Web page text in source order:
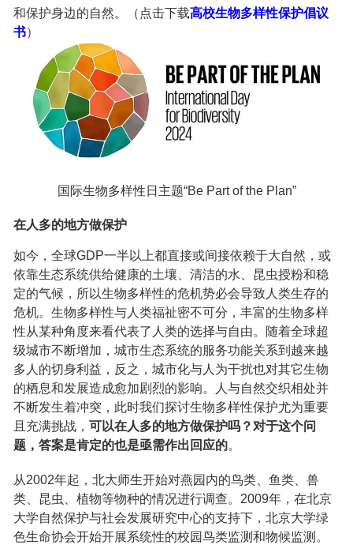
和保护身边的自然。（点击下载高校生物多样性保护倡议
书）
国际生物多样性日主题“Be Part of the Plan”
在人多的地方做保护
如今，全球GDP一半以上都直接或间接依赖于大自然，或
依靠生态系统供给健康的土壤、清洁的水、昆虫授粉和稳
定的气候，所以生物多样性的危机势必会导致人类生存的
危机。生物多样性与人类福祉密不可分，丰富的生物多样
性从某种角度来看代表了人类的选择与自由。随着全球超
级城市不断增加，城市生态系统的服务功能关系到越来越
多人的切身利益，反之，城市化与人为干扰也对其它生物
的栖息和发展造成愈加剧烈的影响。人与自然交织相处并
不断发生着冲突，此时我们探讨生物多样性保护尤为重要
且充满挑战，可以在人多的地方做保护吗？对于这个问
题，答案是肯定的也是亟需作出回应的。
从2002年起，北大师生开始对燕园内的鸟类、鱼类、兽
类、昆虫、植物等物种的情况进行调查。2009年，在北京
大学自然保护与社会发展研究中心的支持下，北京大学绿
色生命协会开始开展系统性的校园鸟类监测和物候监测。